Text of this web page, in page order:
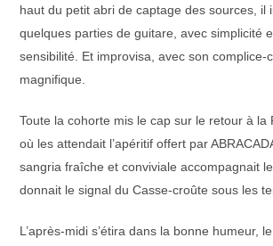
haut du petit abri de captage des sources, il
quelques parties de guitare, avec simplicité
sensibilité. Et improvisa, avec son complice-
magnifique.
Toute la cohorte mis le cap sur le retour à la
où les attendait l’apéritif offert par
sangria fraîche et conviviale accompagnait
donnait le signal du Casse-croûte sous les
L’après-midi s’étira dans la bonne humeur,